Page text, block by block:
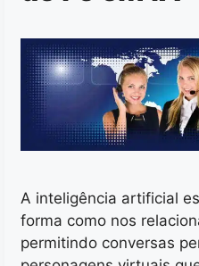
A inteligência artificial
forma como nos
permitindo conversas